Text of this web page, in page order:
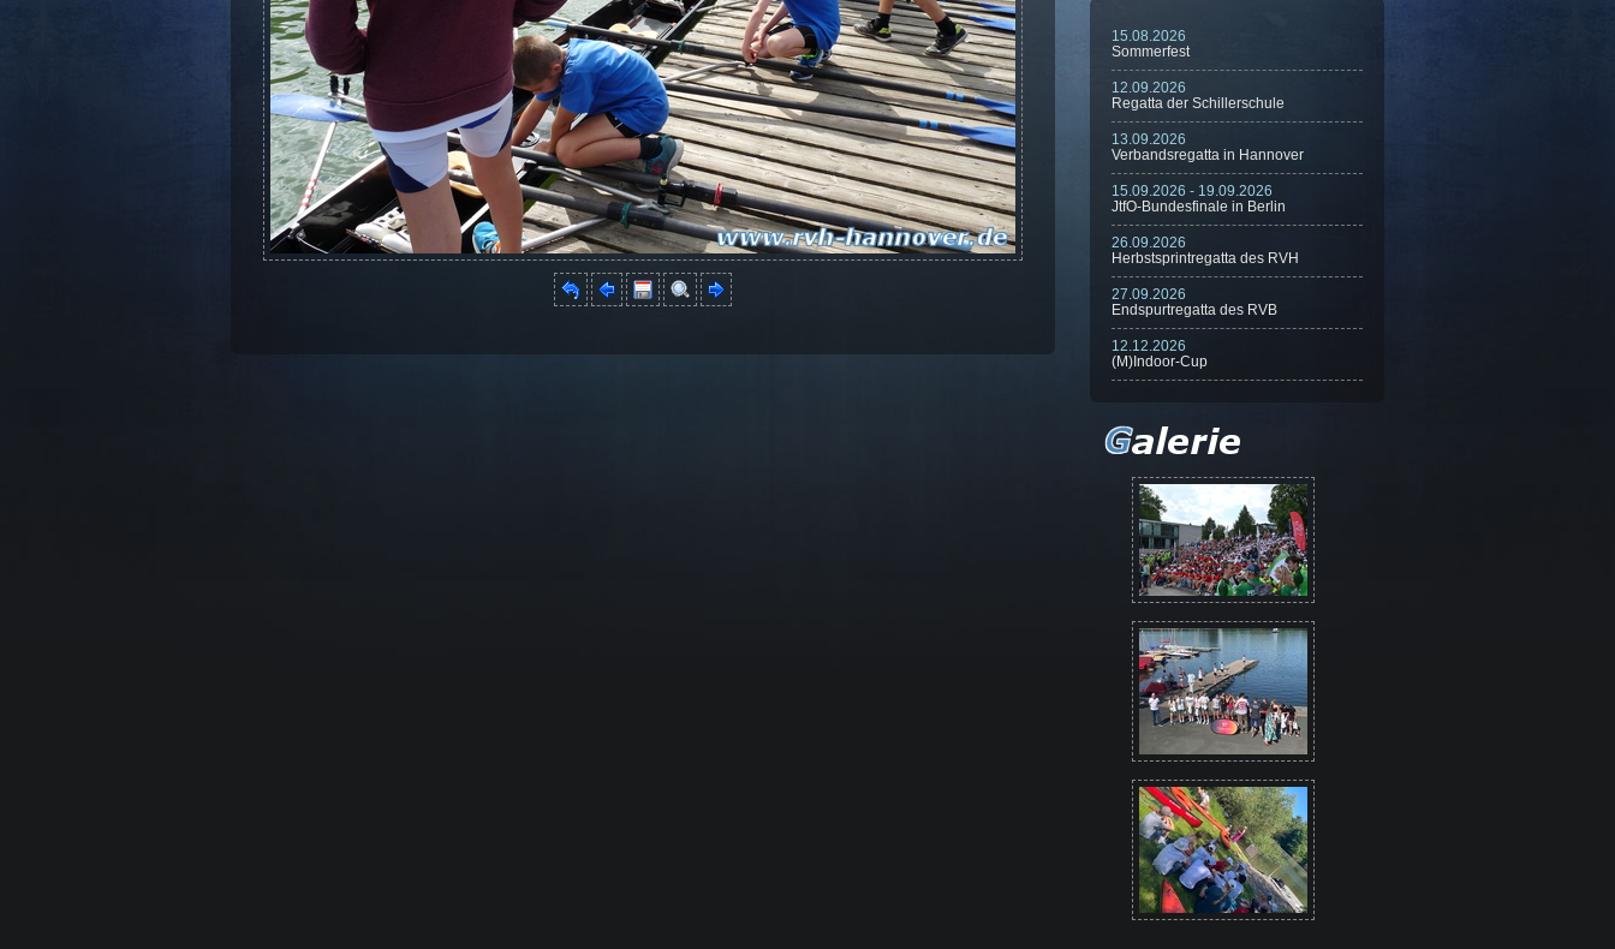
15.08.2026
Sommerfest
12.09.2026
Regatta der Schillerschule
13.09.2026
Verbandsregatta in Hannover
15.09.2026 - 19.09.2026
JtfO-Bundesfinale in Berlin
26.09.2026
Herbstsprintregatta des RVH
27.09.2026
Endspurtregatta des RVB
12.12.2026
(M)Indoor-Cup